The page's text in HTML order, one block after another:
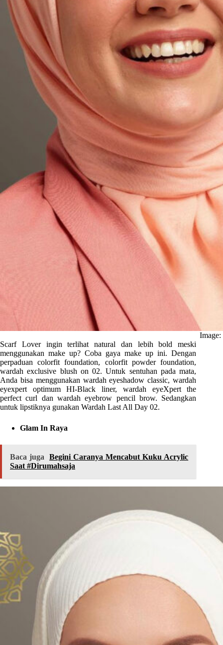
Image:
Scarf Lover ingin terlihat natural dan lebih bold meski
menggunakan make up? Coba gaya make up ini. Dengan
perpaduan colorfit foundation, colorfit powder foundation,
wardah exclusive blush on 02. Untuk sentuhan pada mata,
Anda bisa menggunakan wardah eyeshadow classic, wardah
eyexpert optimum HI-Black liner, wardah eyeXpert the
perfect curl dan wardah eyebrow pencil brow. Sedangkan
untuk lipstiknya gunakan Wardah Last All Day 02.
Glam In Raya
Baca juga
Begini Caranya Mencabut Kuku Acrylic
Saat #Dirumahsaja